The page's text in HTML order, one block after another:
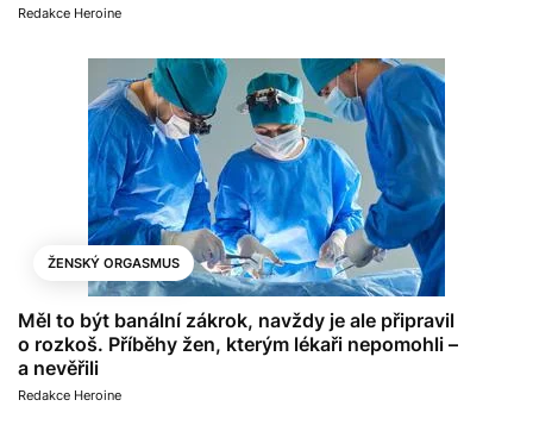
Redakce Heroine
ŽENSKÝ ORGASMUS
Měl to být banální zákrok, navždy je ale připravil
o rozkoš. Příběhy žen, kterým lékaři nepomohli –
a nevěřili
Redakce Heroine